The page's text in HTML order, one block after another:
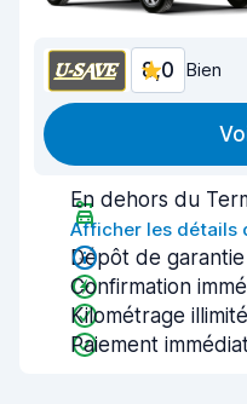
8,0 Bien
En dehors du
Afficher les détails
Dépôt de
Confirmation
Kilométrage illimité
Paiement